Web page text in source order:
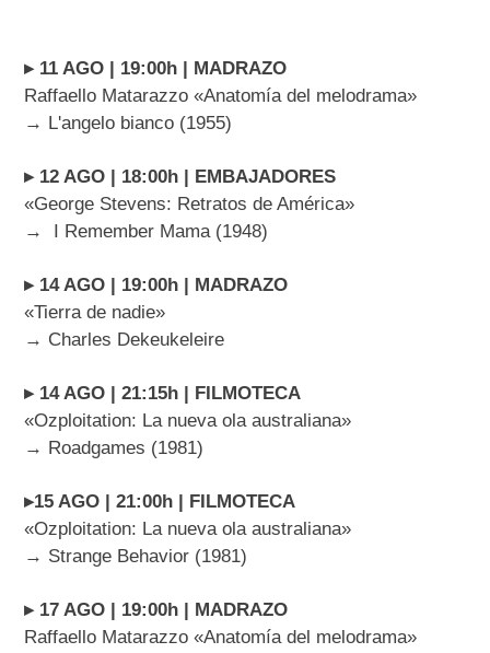
▸ 11 AGO | 19:00h | MADRAZO
Raffaello Matarazzo «Anatomía del melodrama»
→ L'angelo bianco (1955)
▸ 12 AGO | 18:00h | EMBAJADORES
«George Stevens: Retratos de América»
→ I Remember Mama (1948)
▸ 14 AGO | 19:00h | MADRAZO
«Tierra de nadie»
→ Charles Dekeukeleire
▸ 14 AGO | 21:15h | FILMOTECA
«Ozploitation: La nueva ola australiana»
→ Roadgames (1981)
▸15 AGO | 21:00h | FILMOTECA
«Ozploitation: La nueva ola australiana»
→ Strange Behavior (1981)
▸ 17 AGO | 19:00h | MADRAZO
Raffaello Matarazzo «Anatomía del melodrama»